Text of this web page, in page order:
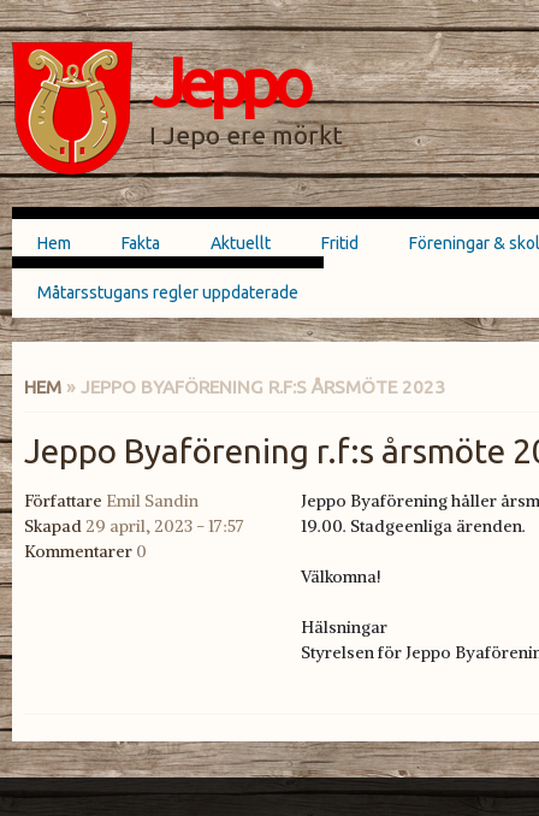
Hoppa till
huvudinnehåll
Skip to
navigation
Jeppo
I Jepo ere mörkt
SÖKFORMULÄR
Huvudmeny
Hem Fakta Aktuellt Fritid Föreningar &
Måtarsstugans regler uppdaterade
HEM » JEPPO BYAFÖRENING R.F:S ÅRSMÖTE 2023
Jeppo Byaförening r.f:s årsmöte
Författare Emil Sandin
Skapad 29 april, 2023 - 17:57
Kommentarer 0
Jeppo Byaförening håller
19.00. Stadgeenliga ärenden.
Välkomna!
Hälsningar
Styrelsen för Jeppo